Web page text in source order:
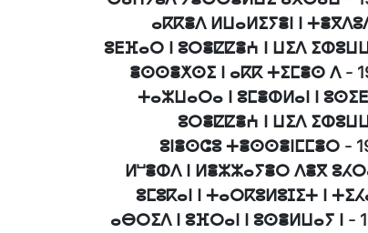
ⴰⴽⴽⴻⴷ ⵍⵡⴰⵍⵉⵢⴻⵏ ⵏ
ⵓⴹⴼⴰⵔ ⵏ ⵓⵔⴻⵇⵇⴻⵄ ⵏ ⵡⵉⴷ
-
ⴻⵙⵙⴻⵅⵙⵉ ⵏ ⴰⴽⴽ ⵜⵉⵎⴻⵙ ⴷ
ⵜⴰⵣⵡⴰⵔⴰ ⵏ ⵓⵎⴻⵀⵍⴰⵏ ⵏ
ⵓⵔⴻⵇⵇⴻⵄ ⵏ ⵡⵉⴷ
-
ⵓⵏⴻⵙⵛⵓ ⵜⴻⵙⵙⴻⵏⵎⵎⴻⵔ
ⵍⵯⴻⵀⴷ ⵏ ⵍⴻⵣⵣⴰⵢⴻⵔ ⴷⴻⴳ
ⵓⵎⵓⴽⴰⵏ ⵏ ⵜⴰⵔⴽⵓⵍⵓⵊⵉⵜ ⵏ
-
ⴰⴱⵔⵉⴷ ⵏ ⵓⴼⵔⴰⵏ ⵏ ⵓⵙⴻⵍⵡⴰⵢ ⵏ